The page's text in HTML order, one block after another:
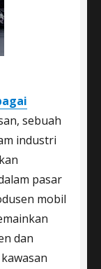
sebuah
industri
pasar
mobil
dan